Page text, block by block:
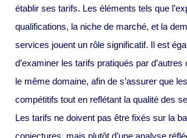
établir ses tarifs. Les éléments tels que
qualifications, la niche de marché, et la
services jouent un rôle significatif. Il est
d’examiner les tarifs pratiqués par
le même domaine, afin de s’assurer que
compétitifs tout en reflétant la qualité des
Les tarifs ne doivent pas être fixés sur la
conjectures, mais plutôt d’une analyse